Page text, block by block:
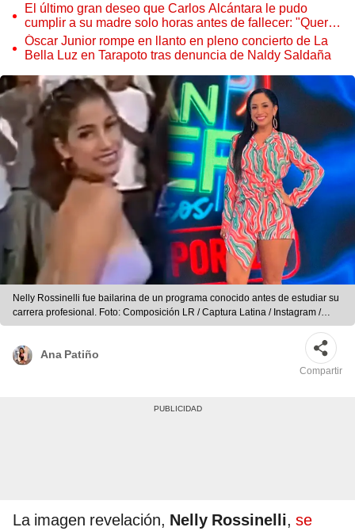
El último gran deseo que Carlos Alcántara le pudo
cumplir a su madre solo horas antes de fallecer: "Quería
darle esta sorpresa"
Óscar Junior rompe en llanto en pleno concierto de La
Bella Luz en Tarapoto tras denuncia de Naldy Saldaña
Nelly Rossinelli fue bailarina de un programa conocido antes de estudiar su
carrera profesional. Foto: Composición LR / Captura Latina / Instagram /
Nelly Rossinelli
Ana Patiño
Compartir
La imagen revelación, Nelly Rossinelli, se